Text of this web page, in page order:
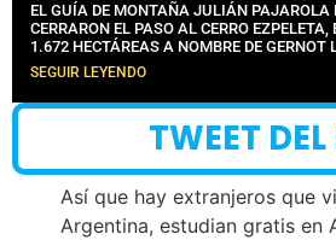
EL GUÍA DE MONTAÑA JULIÁN PAJAROLA
CERRARON EL PASO AL CERRO
1.672 HECTÁREAS A NOMBRE DE GERNOT
SEGUIR LEYENDO
TWEET
Así que hay extranjeros que
Argentina, estudian gratis en